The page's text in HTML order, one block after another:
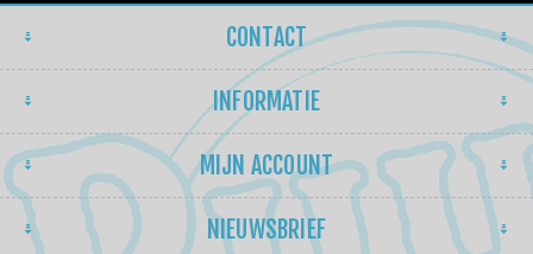
CONTACT
INFORMATIE
MIJN ACCOUNT
NIEUWSBRIEF